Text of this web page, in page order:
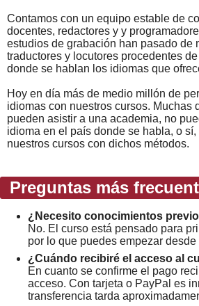
Contamos con un equipo estable de
docentes, redactores y y
estudios de grabación han pasado de
traductores y locutores procedentes
donde se hablan los idiomas que
Hoy en día más de medio millón de
idiomas con nuestros cursos. Muchas
pueden asistir a una academia, no
idioma en el país donde se habla, o
nuestros cursos con dichos métodos.
Preguntas más
¿Necesito conocimientos
No. El curso está pensado para
por lo que puedes empezar desde
¿Cuándo recibiré el acceso al
En cuanto se confirme el pago
acceso. Con tarjeta o PayPal es
transferencia tarda